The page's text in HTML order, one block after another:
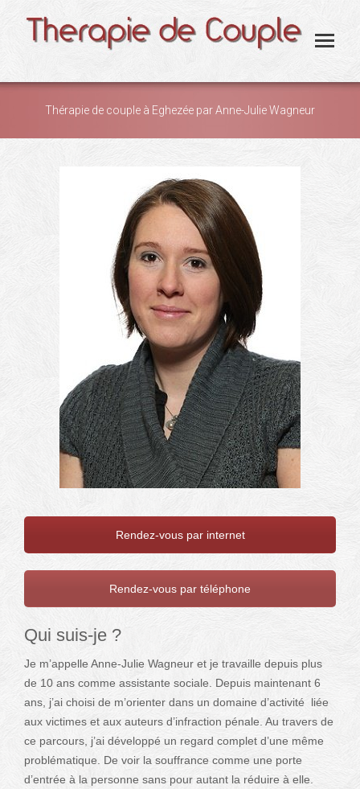
Thérapie de couple à Eghezée par Anne-Julie Wagneur
Qui suis-je ?
Je m’appelle Anne-Julie Wagneur et je travaille depuis plus
de 10 ans comme assistante sociale. Depuis maintenant 6
ans, j’ai choisi de m’orienter dans un domaine d’activité liée
aux victimes et aux auteurs d’infraction pénale. Au travers de
ce parcours, j’ai développé un regard complet d’une même
problématique. De voir la souffrance comme une porte
d’entrée à la personne sans pour autant la réduire à elle.
Rendez-vous par internet
Rendez-vous par téléphone